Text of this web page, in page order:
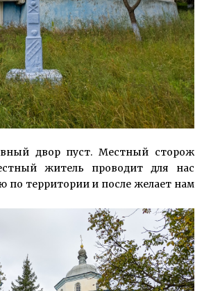
двор пуст. Местный сторож
житель проводит для нас
по территории и после желает нам